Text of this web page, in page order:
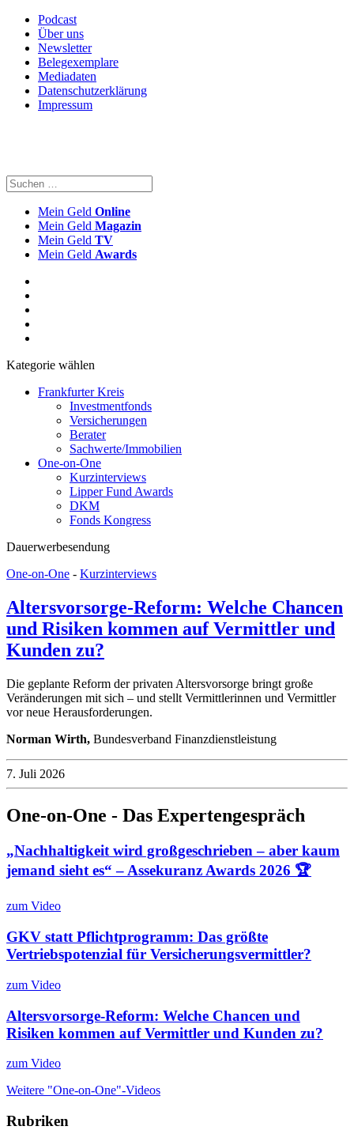
Podcast
Über uns
Newsletter
Belegexemplare
Mediadaten
Datenschutzerklärung
Impressum
Mein Geld Online
Mein Geld Magazin
Mein Geld TV
Mein Geld Awards
Kategorie wählen
Frankfurter Kreis
Investmentfonds
Versicherungen
Berater
Sachwerte/Immobilien
One-on-One
Kurzinterviews
Lipper Fund Awards
DKM
Fonds Kongress
Dauerwerbesendung
One-on-One - Kurzinterviews
Altersvorsorge-Reform: Welche Chancen
und Risiken kommen auf Vermittler und
Kunden zu?
Die geplante Reform der privaten Altersvorsorge bringt große
Veränderungen mit sich – und stellt Vermittlerinnen und Vermittler
vor neue Herausforderungen.
Norman Wirth, Bundesverband Finanzdienstleistung
7. Juli 2026
One-on-One - Das Expertengespräch
„Nachhaltigkeit wird großgeschrieben – aber kaum
jemand sieht es“ – Assekuranz Awards 2026 🏆
zum Video
GKV statt Pflichtprogramm: Das größte
Vertriebspotenzial für Versicherungsvermittler?
zum Video
Altersvorsorge-Reform: Welche Chancen und
Risiken kommen auf Vermittler und Kunden zu?
zum Video
Weitere "One-on-One"-Videos
Rubriken